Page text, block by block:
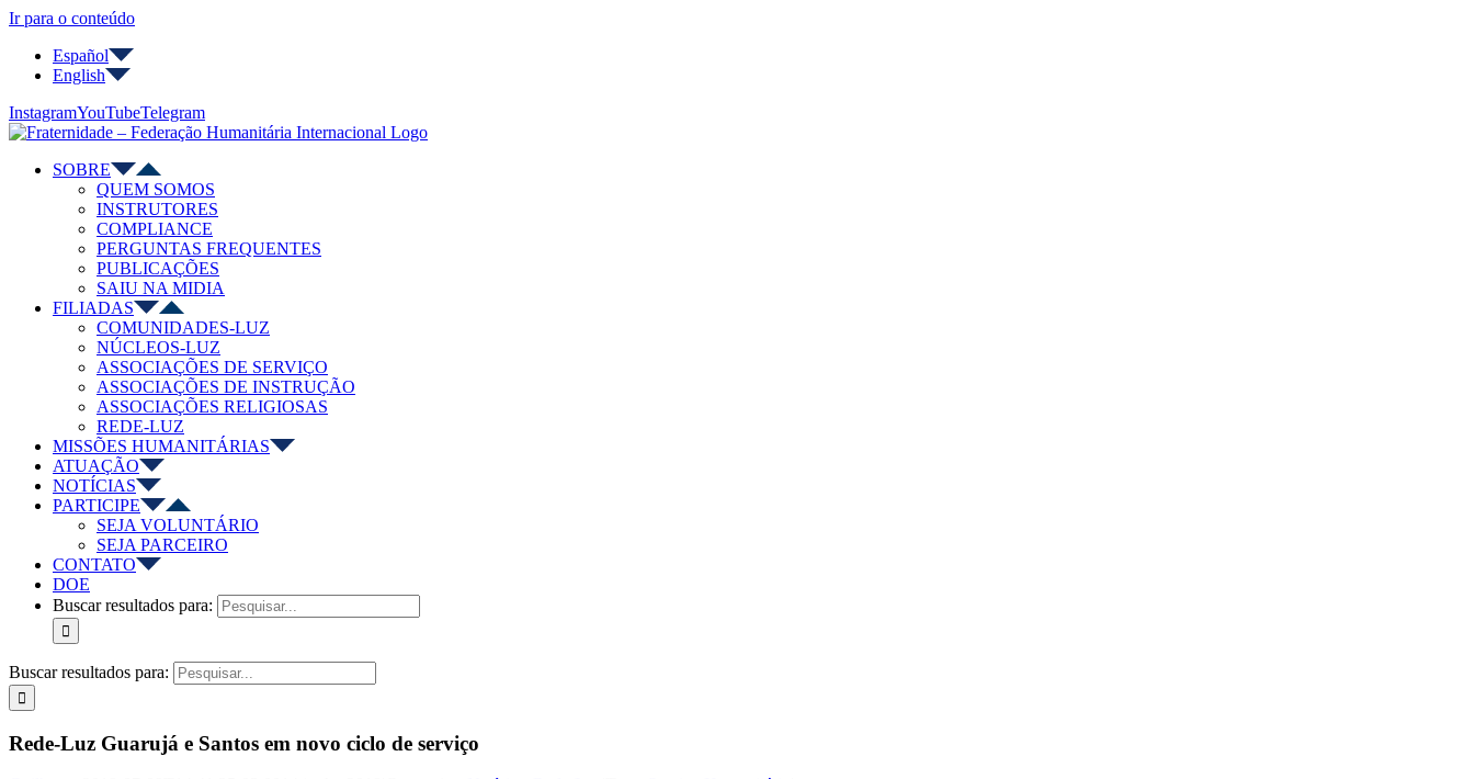
Ir para o conteúdo
Español
English
InstagramYouTubeTelegram
SOBRE
QUEM SOMOS
INSTRUTORES
COMPLIANCE
PERGUNTAS FREQUENTES
PUBLICAÇÕES
SAIU NA MIDIA
FILIADAS
COMUNIDADES-LUZ
NÚCLEOS-LUZ
ASSOCIAÇÕES DE SERVIÇO
ASSOCIAÇÕES DE INSTRUÇÃO
ASSOCIAÇÕES RELIGIOSAS
REDE-LUZ
MISSÕES HUMANITÁRIAS
ATUAÇÃO
NOTÍCIAS
PARTICIPE
SEJA VOLUNTÁRIO
SEJA PARCEIRO
CONTATO
DOE
Buscar resultados para:
Buscar resultados para:
Rede-Luz Guarujá e Santos em novo ciclo de serviço